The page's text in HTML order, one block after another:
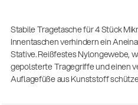
Stabile Tragetasche für 4 Stück
Innentaschen verhindern ein
Stative. Reißfestes Nylongewebe,
gepolsterte Tragegriffe und einen
Auflagefüße aus Kunststoff